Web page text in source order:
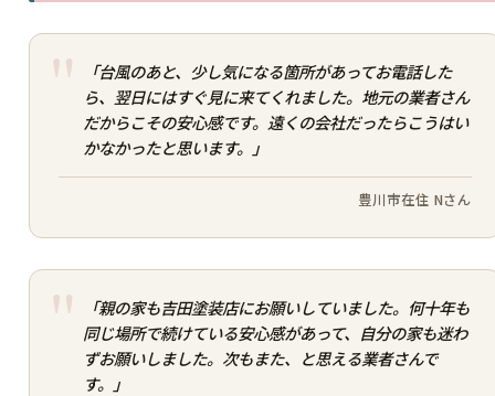
「台風のあと、少し気になる箇所があってお電話した
ら、翌日にはすぐ見に来てくれました。地元の業者さん
だからこその安心感です。遠くの会社だったらこうはい
かなかったと思います。」
豊川市在住 Nさん
「親の家も吉田塗装店にお願いしていました。何十年も
同じ場所で続けている安心感があって、自分の家も迷わ
ずお願いしました。次もまた、と思える業者さんで
す。」